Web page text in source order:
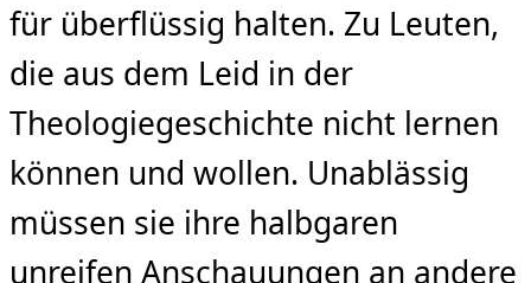
für überflüssig halten. Zu Leuten,
die aus dem Leid in der
Theologiegeschichte nicht lernen
können und wollen. Unablässig
müssen sie ihre halbgaren
unreifen Anschauungen an andere